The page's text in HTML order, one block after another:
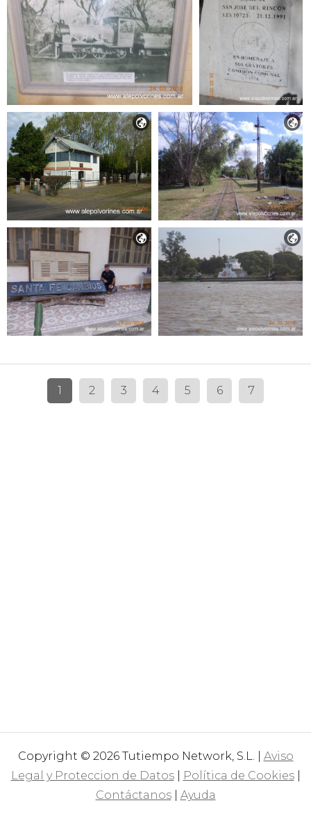
 
 
1 2 3 4 5 6 7
Copyright © 2026 Tutiempo Network, S.L. | Aviso
Legal y Proteccion de Datos| Política de Cookies|
Contáctanos| Ayuda